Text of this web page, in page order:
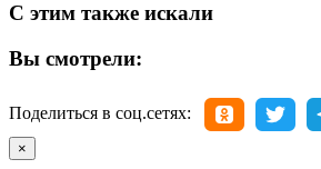
С этим также искали
Вы смотрели:
Поделиться в соц.сетях:
×